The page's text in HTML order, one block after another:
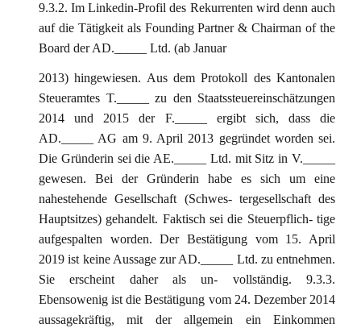
9.3.2. Im Linkedin-Profil des Rekurrenten wird denn auch
auf die Tätigkeit als Founding Partner & Chairman of the
Board der AD._____ Ltd. (ab Januar
2013) hingewiesen. Aus dem Protokoll des Kantonalen
Steueramtes T._____ zu den Staatssteuereinschätzungen
2014 und 2015 der F._____ ergibt sich, dass die
AD._____ AG am 9. April 2013 gegründet worden sei.
Die Gründerin sei die AE._____ Ltd. mit Sitz in V._____
gewesen. Bei der Gründerin habe es sich um eine
nahestehende Gesellschaft (Schwes- tergesellschaft des
Hauptsitzes) gehandelt. Faktisch sei die Steuerpflich- tige
aufgespalten worden. Der Bestätigung vom 15. April
2019 ist keine Aussage zur AD._____ Ltd. zu entnehmen.
Sie erscheint daher als un- vollständig. 9.3.3.
Ebensowenig ist die Bestätigung vom 24. Dezember 2014
aussagekräftig, mit der allgemein ein Einkommen